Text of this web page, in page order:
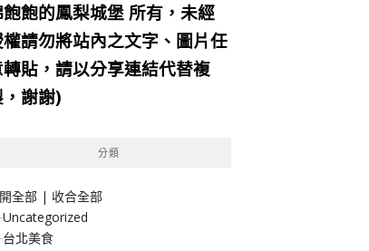
飽的鳳梨城堡 所有，未經
請勿將站內之文字、圖片任
轉貼，請以分享連結代替複
謝謝)
分類
全部 | 收合全部
Uncategorized
台北美食